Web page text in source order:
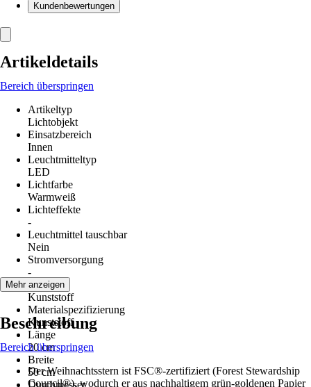
Kundenbewertungen
Artikeldetails
Bereich überspringen
Artikeltyp
Lichtobjekt
Einsatzbereich
Innen
Leuchtmitteltyp
LED
Lichtfarbe
Warmweiß
Lichteffekte
-
Leuchtmittel tauschbar
Nein
Stromversorgung
-
Material
Kunststoff
Materialspezifizierung
Kunststoff
Länge
20 cm
Breite
50 cm
Durchmesser
Mehr anzeigen
Beschreibung
Bereich überspringen
Der Weihnachtsstern ist FSC®-zertifiziert (Forest Stewardship
Council®), wodurch er aus nachhaltigem grün-goldenen Papier